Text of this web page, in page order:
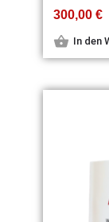
300,00€
In den